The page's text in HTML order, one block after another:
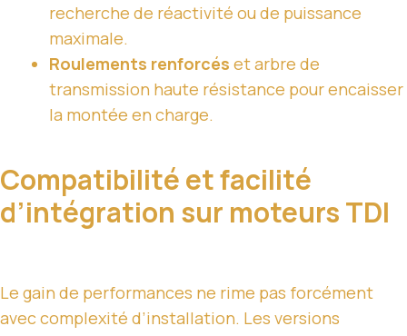
recherche de réactivité ou de puissance
maximale.
Roulements renforcés et arbre de
transmission haute résistance pour encaisser
la montée en charge.
Compatibilité et facilité
d’intégration sur moteurs TDI
Le gain de performances ne rime pas forcément
avec complexité d’installation. Les versions